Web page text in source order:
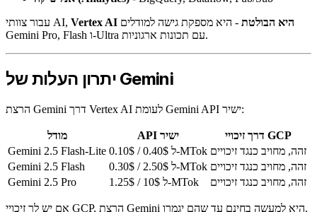
עבור צוותי AI,
Vertex AI היא הבולטת - היא מספקת גישה למודלים
Gemini Pro, Flash ו-Ultra עם תכונות ארגוניות.
יתרון העלות של Gemini
הרצת Gemini דרך Vertex AI לעומת Gemini API ישיר:
מודל API ישיר
דרך זיכויי GCP
Gemini 2.5 Flash-Lite
0.10$ / 0.40$ ל-MTok זהה, מחויב כנגד זיכויים
Gemini 2.5 Flash
0.30$ / 2.50$ ל-MTok זהה, מחויב כנגד זיכויים
Gemini 2.5 Pro
1.25$ / 10$ ל-MTok זהה, מחויב כנגד זיכויים
אם יש לך זיכויי GCP, הרצת Gemini היא למעשה בחינם עד שהם יגמרו.